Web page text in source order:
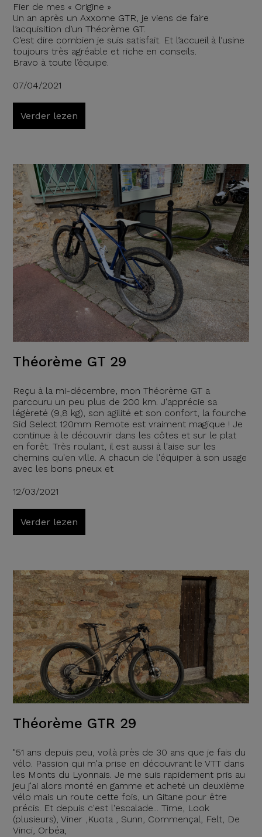
Fier de mes « Origine »
Un an après un Axxome GTR, je viens de faire
l’acquisition d’un Théorème GT.
C’est dire combien je suis satisfait. Et l’accueil à l’usine
toujours très agréable et riche en conseils.
Bravo à toute l’équipe.
07/04/2021
Verder lezen
Théorème GT 29
Reçu à la mi-décembre, mon Théorème GT a
parcouru un peu plus de 200 km. J'apprécie sa
légèreté (9,8 kg), son agilité et son confort, la fourche
Sid Select 120mm Remote est vraiment magique ! Je
continue à le découvrir dans les côtes et sur le plat
en forêt. Très roulant, il est aussi à l'aise sur les
chemins qu'en ville. A chacun de l'équiper à son usage
avec les bons pneux et
12/03/2021
Verder lezen
Théorème GTR 29
"51 ans depuis peu, voilà près de 30 ans que je fais du
vélo. Passion qui m'a prise en découvrant le VTT dans
les Monts du Lyonnais. Je me suis rapidement pris au
jeu j'ai alors monté en gamme et acheté un deuxième
vélo mais un route cette fois, un Gitane pour être
précis. Et depuis c'est l'escalade... Time, Look
(plusieurs), Viner ,Kuota , Sunn, Commençal, Felt, De
Vinci, Orbéa,